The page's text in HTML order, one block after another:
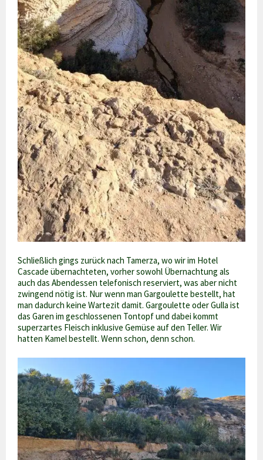
Schließlich gings zurück nach Tamerza, wo wir im Hotel
Cascade übernachteten, vorher sowohl Übernachtung als
auch das Abendessen telefonisch reserviert, was aber nicht
zwingend nötig ist. Nur wenn man Gargoulette bestellt, hat
man dadurch keine Wartezit damit. Gargoulette oder Gulla ist
das Garen im geschlossenen Tontopf und dabei kommt
superzartes Fleisch inklusive Gemüse auf den Teller. Wir
hatten Kamel bestellt. Wenn schon, denn schon.